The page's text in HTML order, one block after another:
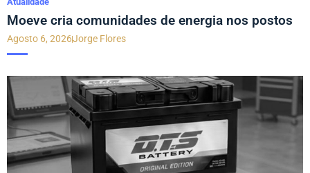
Moeve cria comunidades de energia nos postos
Agosto 6, 2026Jorge Flores